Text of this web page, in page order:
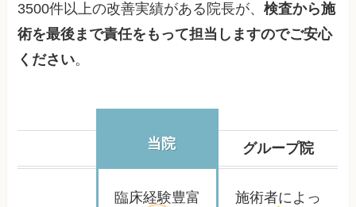
3500件以上の改善実績がある院長が、検査から施
術を最後まで責任をもって担当しますのでご安心
ください。
当院 グループ院
臨床経験豊富
施術者によっ